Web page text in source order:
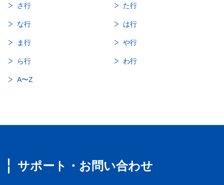
さ行 た行
な行 は行
ま行 や行
ら行 わ行
A〜Z
サポート・お問い合わせ